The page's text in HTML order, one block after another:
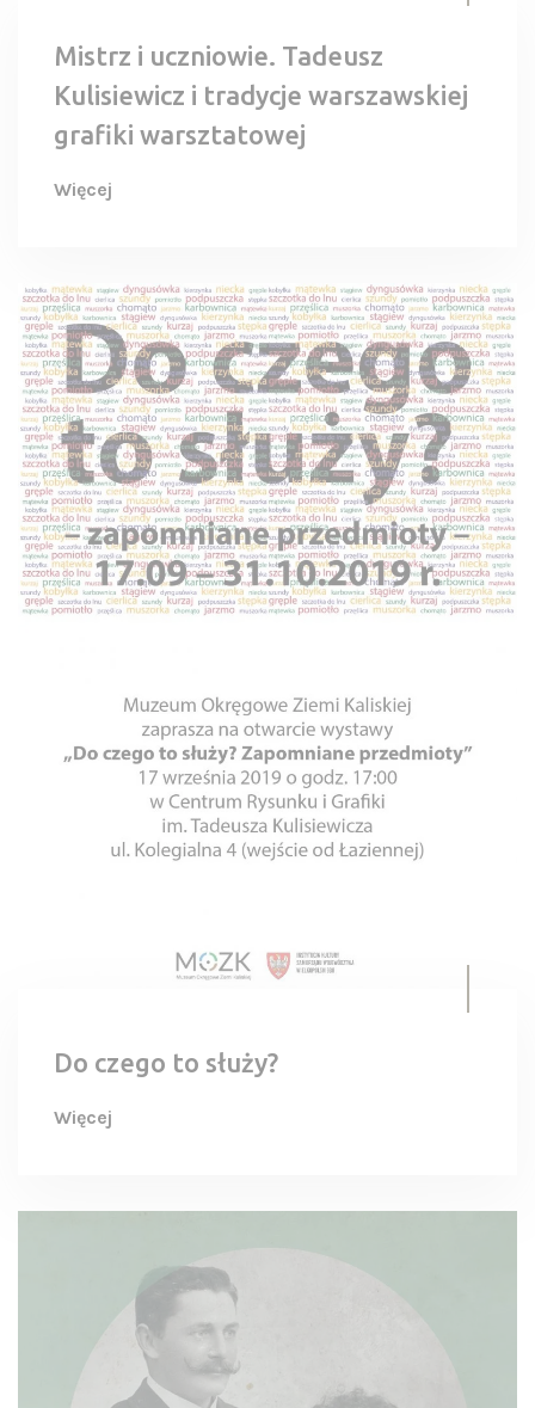
Mistrz i uczniowie. Tadeusz
Kulisiewicz i tradycje warszawskiej
grafiki warsztatowej
Więcej
Do czego to służy?
Więcej